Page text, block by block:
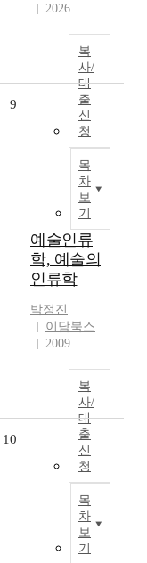
2026
복
사/
대
출
신
청
목
차
보
기
9
예술인류
학, 예술의
인류학
박정진
이담북스
2009
복
사/
대
출
신
청
목
차
보
기
10